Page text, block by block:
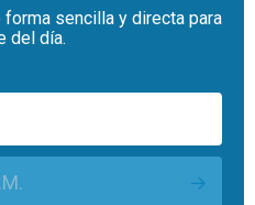
sencilla y directa para
del día.